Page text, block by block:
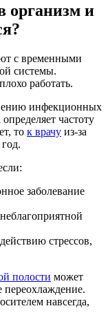
организм и
с временными
системы.
работать.
инфекционных
частоту
то к врачу из-за
заболевание
стрессов,
полости может
переохлаждение.
навсегда,